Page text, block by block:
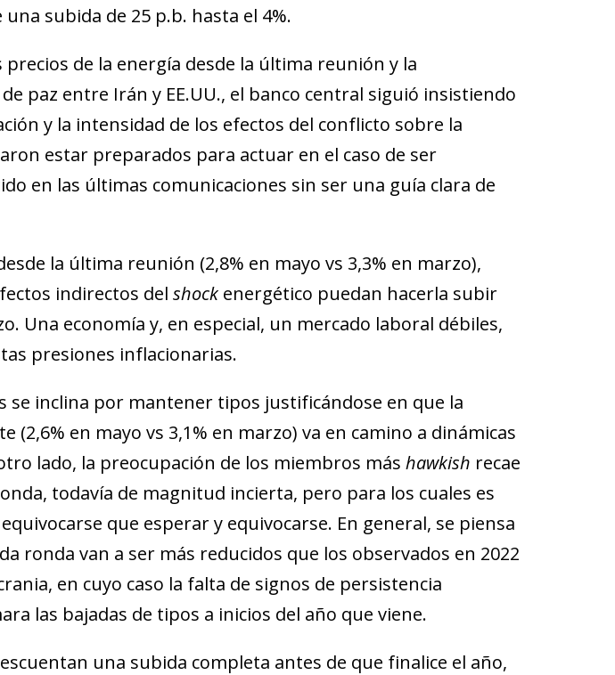
subida de 25 p.b. hasta el 4%.
precios de la energía desde la última reunión y la
paz entre Irán y EE.UU., el banco central siguió insistiendo
y la intensidad de los efectos del conflicto sobre la
estar preparados para actuar en el caso de ser
en las últimas comunicaciones sin ser una guía clara de
la última reunión (2,8% en mayo vs 3,3% en marzo),
indirectos del shockenergético puedan hacerla subir
Una economía y, en especial, un mercado laboral débiles,
presiones inflacionarias.
se inclina por mantener tipos justificándose en que la
(2,6% en mayo vs 3,1% en marzo) va en camino a dinámicas
lado, la preocupación de los miembros más hawkish recae
todavía de magnitud incierta, pero para los cuales es
que esperar y equivocarse. En general, se piensa
ronda van a ser más reducidos que los observados en 2022
en cuyo caso la falta de signos de persistencia
las bajadas de tipos a inicios del año que viene.
una subida completa antes de que finalice el año,